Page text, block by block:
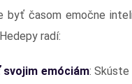
byť časom emočne
radí:
emóciám: